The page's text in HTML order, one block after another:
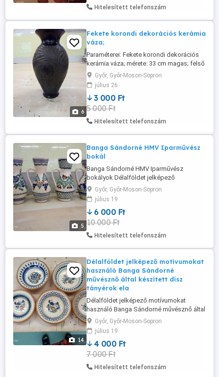
bot teljes hossza: 97cm
Hitelesített telefonszám
6
Fekete korondi dekorációs kerámia
váza;
Paraméterei: Fekete korondi dekorációs
kerámia váza; mérete: 33 cm magas; felső
belső átmérője: 14 cm; anyaga: mázas
kerámia; mintája: gazdagon díszített
hagyományos
Győr, Győr-Moson-Sopron
július 26
3 000 Ft
5 000 Ft
Hitelesített telefonszám
5
Banga Sándorné HMV Iparművész
bokál
Banga Sándorné HMV Iparművész
bokályok Délalföldet jelképező
motívumokat használó Banga Sándorné
művésznő bokályok eladók. Műtárgy de
étkezési célra egyaránt használható.
Hibátlan, eredeti aláírással, évjárattal
ellátott. Mérete:20cmx8cm Ár 12000 db
Győr, Győr-Moson-Sopron
július 19
6 000 Ft
10 000 Ft
Hitelesített telefonszám
14
Délalföldet jelképező motívumokat
használó Banga Sándorné
művésznő által készített dísz
tányérok ela
Délalföldet jelképező motívumokat
használó Banga Sándorné művésznő által
készített dísz tányérok eladók. Műtárgy
de étkezési célra egyaránt használható.
Hibátlan, eredeti aláírással, évjárattal
ellátott. Mérete:20cmx5cm 20 darab eladó
4000 db
Győr, Győr-Moson-Sopron
július 19
4 000 Ft
7 000 Ft
Hitelesített telefonszám